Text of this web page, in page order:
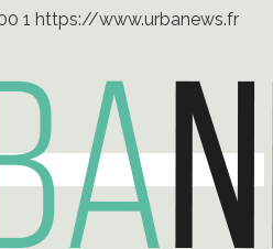
1 https://www.urbanews.fr